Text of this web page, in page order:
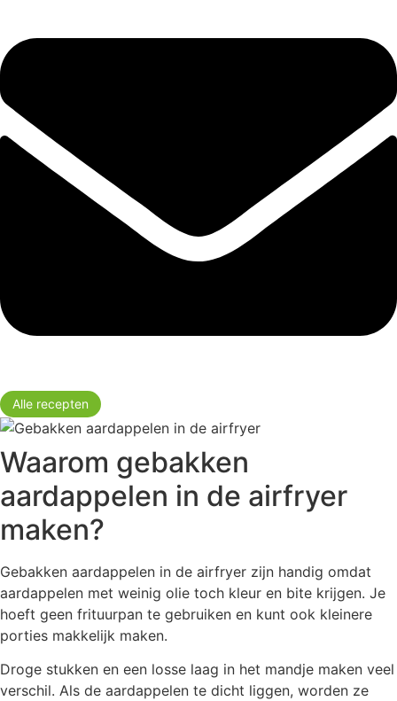
Alle recepten
Waarom gebakken
aardappelen in de airfryer
maken?
Gebakken aardappelen in de airfryer zijn handig omdat
aardappelen met weinig olie toch kleur en bite krijgen. Je
hoeft geen frituurpan te gebruiken en kunt ook kleinere
porties makkelijk maken.
Droge stukken en een losse laag in het mandje maken veel
verschil. Als de aardappelen te dicht liggen, worden ze